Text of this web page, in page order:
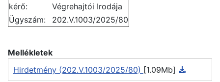
kérő:
Végrehajtói Irodája
Ügyszám:
202.V.1003/2025/80
Mellékletek
Hirdetmény (202.V.1003/2025/80) [1.09Mb]